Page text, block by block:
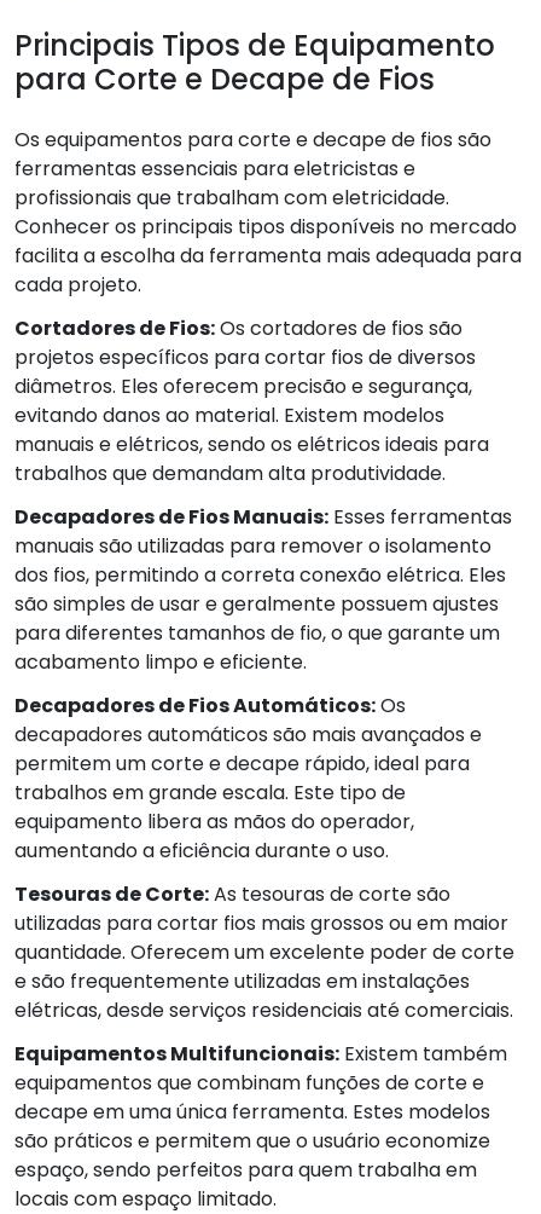
Principais Tipos de Equipamento
para Corte e Decape de Fios
Os equipamentos para corte e decape de fios são
ferramentas essenciais para eletricistas e
profissionais que trabalham com eletricidade.
Conhecer os principais tipos disponíveis no mercado
facilita a escolha da ferramenta mais adequada para
cada projeto.
Cortadores de Fios:Os cortadores de fios são
projetos específicos para cortar fios de diversos
diâmetros. Eles oferecem precisão e segurança,
evitando danos ao material. Existem modelos
manuais e elétricos, sendo os elétricos ideais para
trabalhos que demandam alta produtividade.
Decapadores de Fios Manuais: Esses ferramentas
manuais são utilizadas para remover o isolamento
dos fios, permitindo a correta conexão elétrica. Eles
são simples de usar e geralmente possuem ajustes
para diferentes tamanhos de fio, o que garante um
acabamento limpo e eficiente.
Decapadores de Fios Automáticos:Os
decapadores automáticos são mais avançados e
permitem um corte e decape rápido, ideal para
trabalhos em grande escala. Este tipo de
equipamento libera as mãos do operador,
aumentando a eficiência durante o uso.
Tesouras de Corte:As tesouras de corte são
utilizadas para cortar fios mais grossos ou em maior
quantidade. Oferecem um excelente poder de corte
e são frequentemente utilizadas em instalações
elétricas, desde serviços residenciais até comerciais.
Equipamentos Multifuncionais: Existem também
equipamentos que combinam funções de corte e
decape em uma única ferramenta. Estes modelos
são práticos e permitem que o usuário economize
espaço, sendo perfeitos para quem trabalha em
locais com espaço limitado.